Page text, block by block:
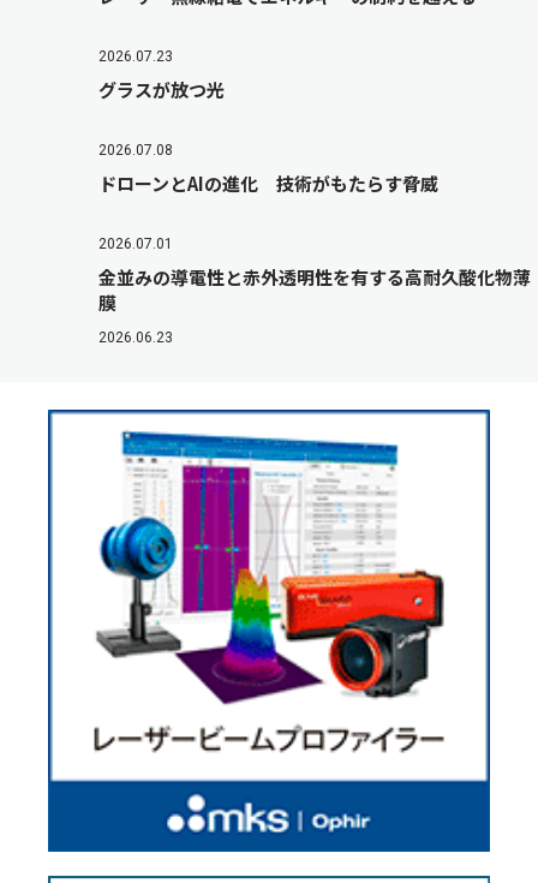
2026.07.23
グラスが放つ光
2026.07.08
ドローンとAIの進化 技術がもたらす脅威
2026.07.01
金並みの導電性と赤外透明性を有する高耐久酸化物薄
膜
2026.06.23